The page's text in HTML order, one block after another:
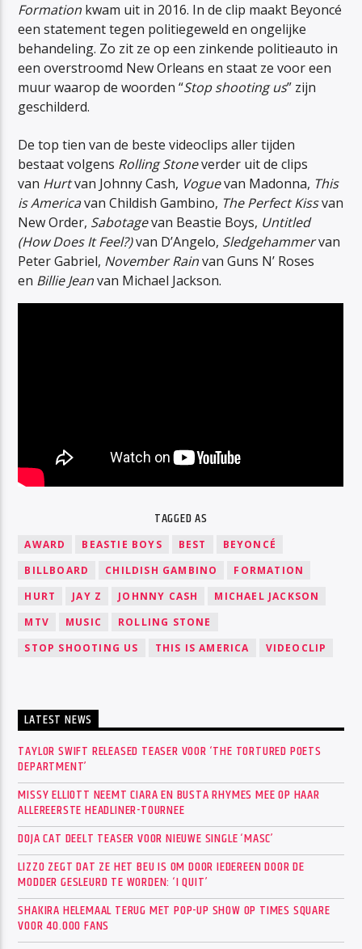
Formation kwam uit in 2016. In de clip maakt Beyoncé
een statement tegen politiegeweld en ongelijke
behandeling. Zo zit ze op een zinkende politieauto in
een overstroomd New Orleans en staat ze voor een
muur waarop de woorden “Stop shooting us” zijn
geschilderd.
De top tien van de beste videoclips aller tijden
bestaat volgens Rolling Stoneverder uit de clips
van Hurtvan Johnny Cash, Voguevan Madonna, This
is Americavan Childish Gambino, The Perfect Kissvan
New Order, Sabotagevan Beastie Boys, Untitled
(How Does It Feel?)van D’Angelo, Sledgehammervan
Peter Gabriel, November Rainvan Guns N’ Roses
en Billie Jeanvan Michael Jackson.
TAGGED AS
AWARD BEASTIE BOYS BEST
BEYONCÉ
BILLBOARD
CHILDISH GAMBINO
FORMATION
HURT
JAY Z JOHNNY CASH
MICHAEL JACKSON
MTV
MUSIC
ROLLING STONE
STOP SHOOTING US
THIS IS AMERICA VIDEOCLIP
LATEST NEWS
TAYLOR SWIFT RELEASED TEASER VOOR ‘THE TORTURED POETS
DEPARTMENT’
MISSY ELLIOTT NEEMT CIARA EN BUSTA RHYMES MEE OP HAAR
ALLEREERSTE HEADLINER-TOURNEE
DOJA CAT DEELT TEASER VOOR NIEUWE SINGLE ‘MASC’
LIZZO ZEGT DAT ZE HET BEU IS OM DOOR IEDEREEN DOOR DE
MODDER GESLEURD TE WORDEN: ‘I QUIT’
SHAKIRA HELEMAAL TERUG MET POP-UP SHOW OP TIMES SQUARE
VOOR 40.000 FANS